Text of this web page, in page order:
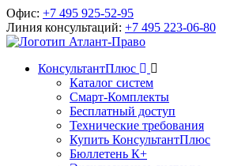
Офис: +7 495 925-52-95
Линия консультаций: +7 495 223-06-80
КонсультантПлюс
Каталог систем
Смарт-Комплекты
Бесплатный доступ
Технические требования
Купить КонсультантПлюс
Бюллетень К+